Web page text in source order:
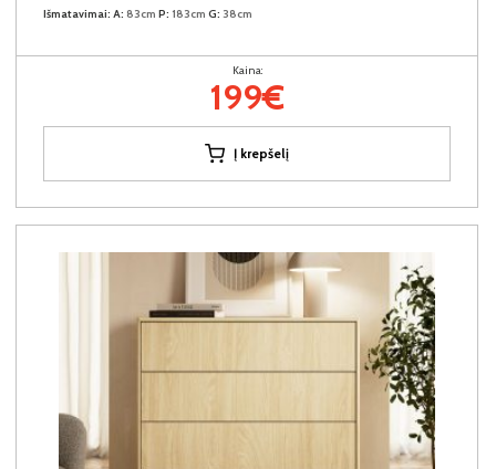
Išmatavimai: A: 83cm P: 183cm G: 38cm
Kaina:
199€
Į krepšelį